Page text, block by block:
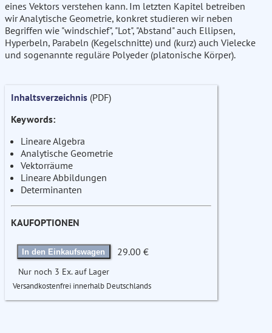
eines Vektors verstehen kann. Im letzten Kapitel betreiben
wir Analytische Geometrie, konkret studieren wir neben
Begriffen wie "windschief", "Lot", "Abstand" auch Ellipsen,
Hyperbeln, Parabeln (Kegelschnitte) und (kurz) auch Vielecke
und sogenannte reguläre Polyeder (platonische Körper).
Inhaltsverzeichnis (PDF)
Keywords:
Lineare Algebra
Analytische Geometrie
Vektorräume
Lineare Abbildungen
Determinanten
KAUFOPTIONEN
In den Einkaufswagen 29.00 €
Nur noch 3 Ex. auf Lager
Versandkostenfrei innerhalb Deutschlands